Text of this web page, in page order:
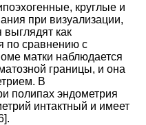
круглые и
при визуализации,
выглядят как
по сравнению с
матки наблюдается
границы, и она
В
полипах эндометрия
интактный и имеет
].